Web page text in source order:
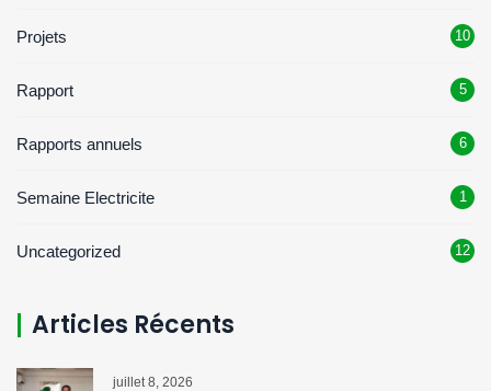
Projets 10
Rapport 5
Rapports annuels 6
Semaine Electricite 1
Uncategorized 12
Articles Récents
juillet 8, 2026